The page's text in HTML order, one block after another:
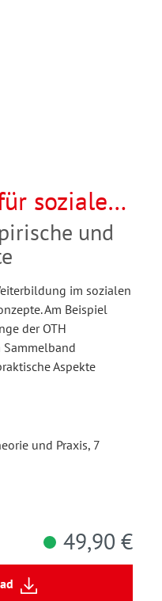
soziale
und
im sozialen
Am Beispiel
der OTH
Sammelband
Aspekte
und Praxis, 7
49,90 €